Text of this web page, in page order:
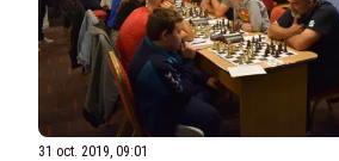
31 oct. 2019, 09:01